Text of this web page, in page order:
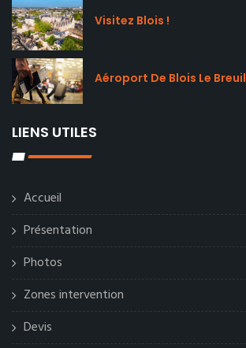
Visitez Blois !
Aéroport De Blois Le Breuil
LIENS UTILES
Accueil
Présentation
Photos
Zones intervention
Devis